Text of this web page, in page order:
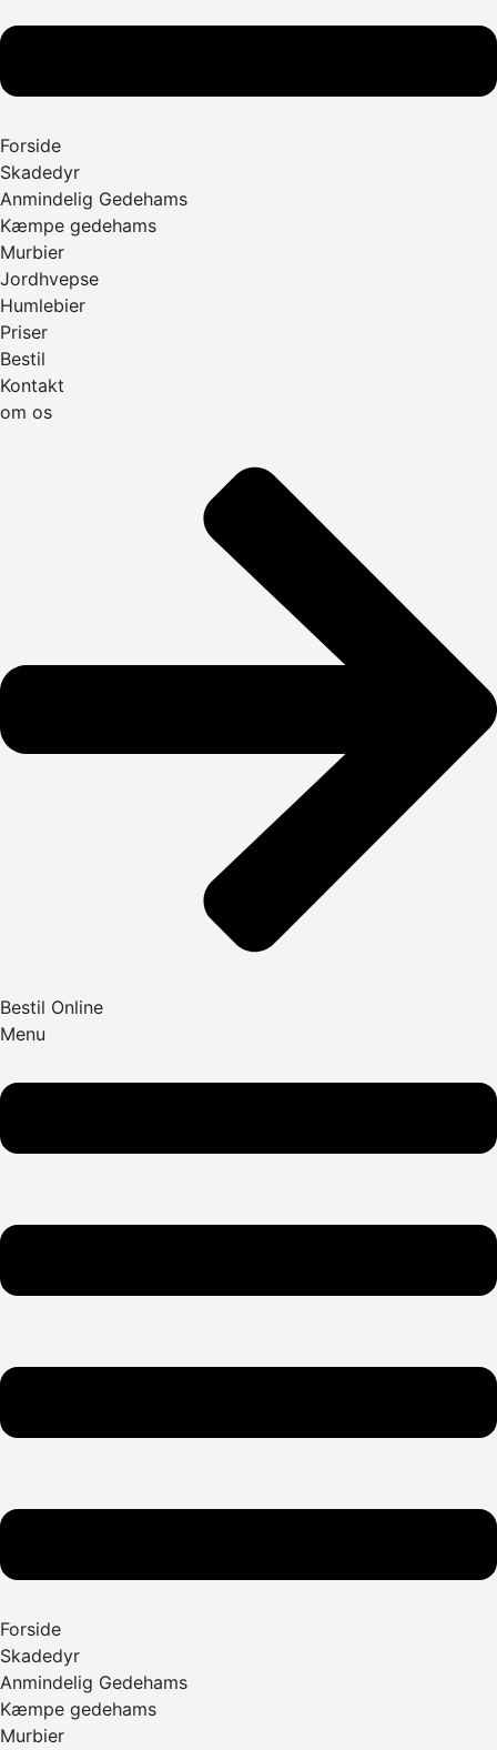
Forside
Skadedyr
Anmindelig Gedehams
Kæmpe gedehams
Murbier
Jordhvepse
Humlebier
Priser
Bestil
Kontakt
om os
Bestil Online
Menu
Forside
Skadedyr
Anmindelig Gedehams
Kæmpe gedehams
Murbier